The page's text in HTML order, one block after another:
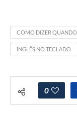
COMO DIZER QUANDO
INGLÊS NO TECLADO
0